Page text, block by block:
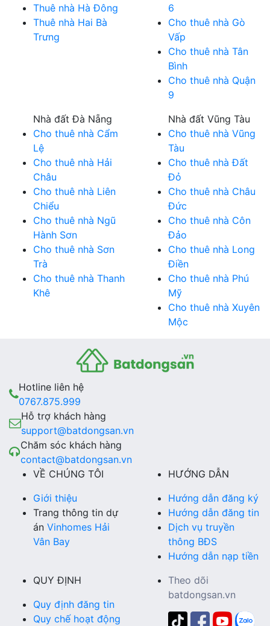
Thuê nhà Hà Đông
Thuê nhà Hai Bà
Trưng
6
Cho thuê nhà Gò
Vấp
Cho thuê nhà Tân
Bình
Cho thuê nhà Quận
9
Nhà đất Đà Nẵng
Cho thuê nhà Cẩm
Lệ
Cho thuê nhà Hải
Châu
Cho thuê nhà Liên
Chiểu
Cho thuê nhà Ngũ
Hành Sơn
Cho thuê nhà Sơn
Trà
Cho thuê nhà Thanh
Khê
Nhà đất Vũng Tàu
Cho thuê nhà Vũng
Tàu
Cho thuê nhà Đất
Đỏ
Cho thuê nhà Châu
Đức
Cho thuê nhà Côn
Đảo
Cho thuê nhà Long
Điền
Cho thuê nhà Phú
Mỹ
Cho thuê nhà Xuyên
Mộc
Hotline liên hệ
0767.875.999
Hỗ trợ khách hàng
support@batdongsan.vn
Chăm sóc khách hàng
contact@batdongsan.vn
VỀ CHÚNG TÔI
Giới thiệu
Trang thông tin dự
án Vinhomes Hải
Vân Bay
HƯỚNG DẪN
Hướng dẫn đăng ký
Hướng dẫn đăng tin
Dịch vụ truyền
thông BĐS
Hướng dẫn nạp tiền
QUY ĐỊNH
Quy định đăng tin
Quy chế hoạt động
Theo dõi
batdongsan.vn